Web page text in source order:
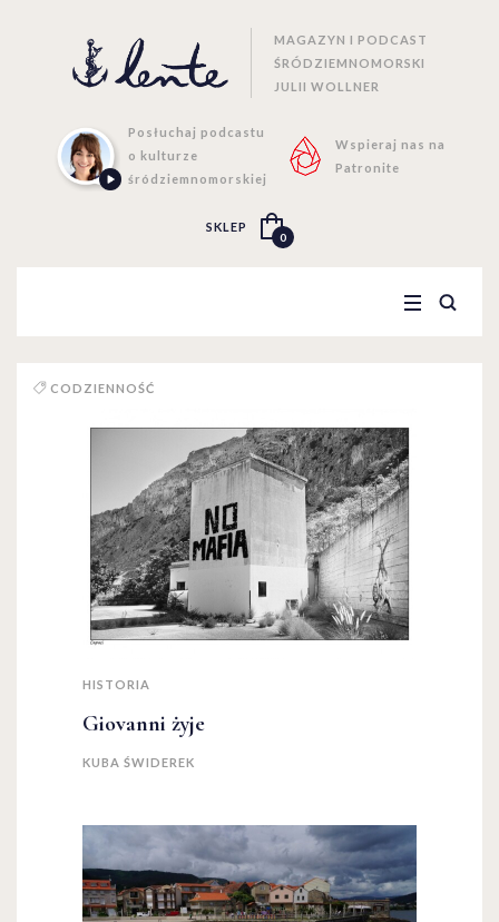
MAGAZYN I PODCAST
ŚRÓDZIEMNOMORSKI
JULII WOLLNER
Posłuchaj podcastu
o kulturze
śródziemnomorskiej
Wspieraj nas na
Patronite
SKLEP
0
CODZIENNOŚĆ
HISTORIA
Giovanni żyje
KUBA ŚWIDEREK